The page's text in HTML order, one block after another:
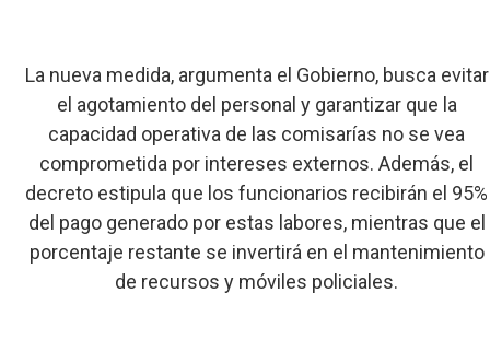
La nueva medida, argumenta el Gobierno, busca evitar
el agotamiento del personal y garantizar que la
capacidad operativa de las comisarías no se vea
comprometida por intereses externos. Además, el
decreto estipula que los funcionarios recibirán el 95%
del pago generado por estas labores, mientras que el
porcentaje restante se invertirá en el mantenimiento
de recursos y móviles policiales.